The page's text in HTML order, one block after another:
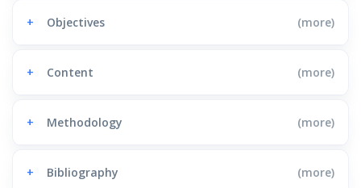
+ Objectives (more)
+ Content (more)
+ Methodology (more)
+ Bibliography (more)